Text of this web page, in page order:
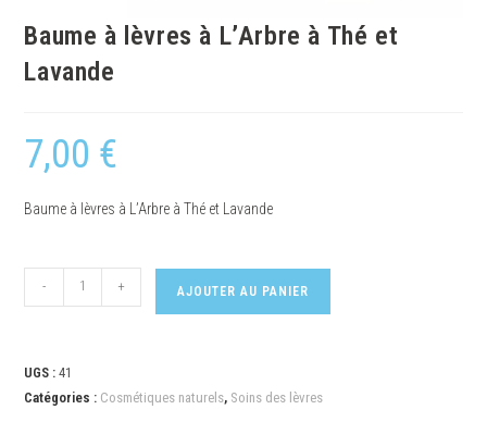
Baume à lèvres à L’Arbre à Thé et
Lavande
7,00 €
Baume à lèvres à L’Arbre à Thé et Lavande
- + AJOUTER AU PANIER
UGS :41
Catégories : Cosmétiques naturels, Soins des lèvres